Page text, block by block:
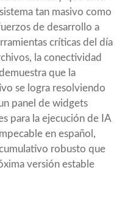
tan masivo como
de desarrollo a
críticas del día
la conectividad
que la
se logra resolviendo
panel de widgets
para la ejecución de IA
en español,
robusto que
versión estable